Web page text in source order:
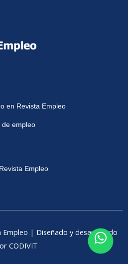
en Revista Empleo
de empleo
Empleo
| Diseñado y desarrollado
CODIVIT